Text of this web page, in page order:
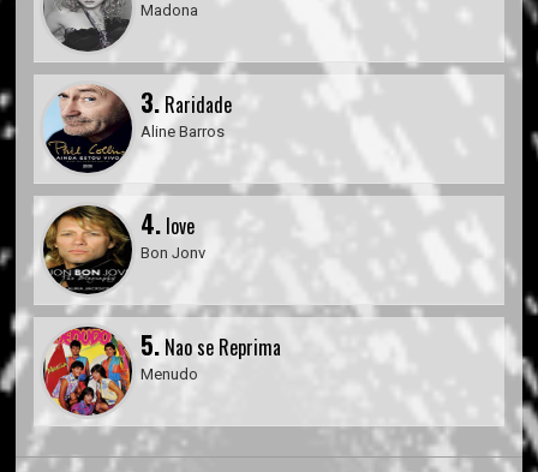
Madona
3.Raridade
Aline Barros
4. love
Bon Jonv
5. Nao se Reprima
Menudo